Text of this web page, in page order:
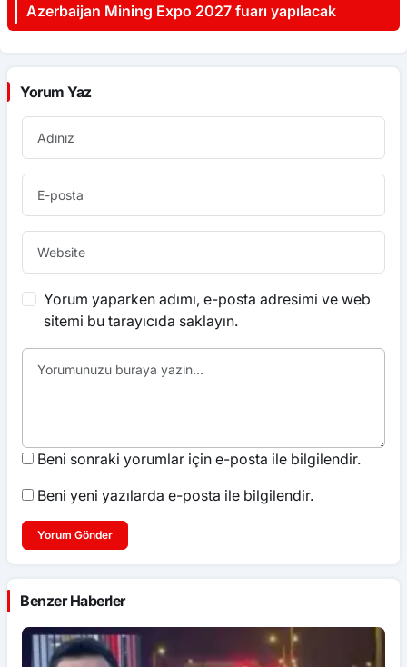
Azerbaijan Mining Expo 2027 fuarı yapılacak
Yorum Yaz
Yorum yaparken adımı, e-posta adresimi ve web
sitemi bu tarayıcıda saklayın.
Beni sonraki yorumlar için e-posta ile bilgilendir.
Beni yeni yazılarda e-posta ile bilgilendir.
Yorum Gönder
Benzer Haberler